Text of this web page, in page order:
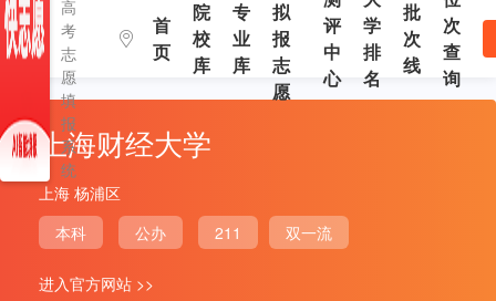
高
考
志
愿
填
报
系
统
首
页
院
校
库
专
业
库
拟
报
志
愿
评
中
心
学
排
名
批
次
线
次
查
询
上海财经大学
上海 杨浦区
本科
公办 211 双一流
进入官方网站 >>